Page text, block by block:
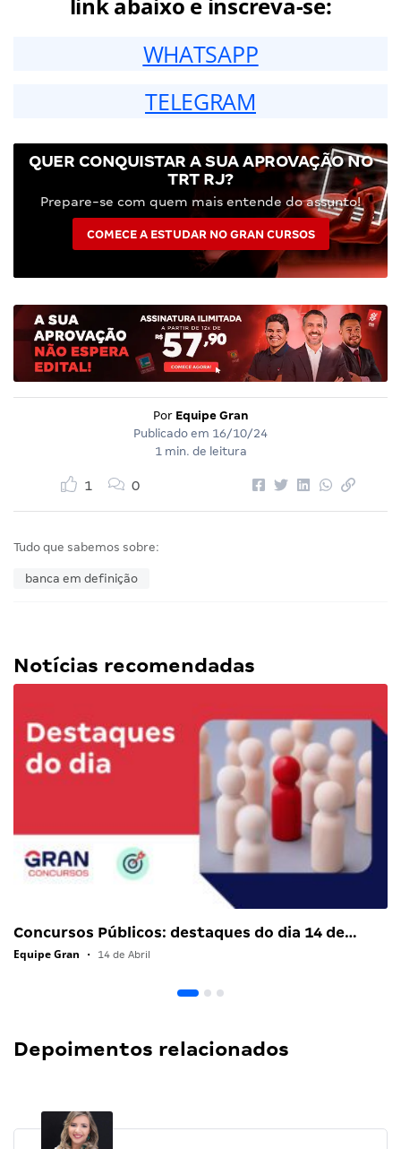
WHATSAPP
TELEGRAM
QUER CONQUISTAR A SUA APROVAÇÃO NO
TRT RJ?
Prepare-se com quem mais entende do assunto!
COMECE A ESTUDAR NO GRAN CURSOS
Por Equipe Gran
Publicado em 16/10/24
1 min. de leitura
1 0
Tudo que sabemos sobre:
banca em definição
Notícias recomendadas
Concursos Públicos: destaques do dia 14 de…
Equipe Gran • 14 de Abril
Depoimentos relacionados